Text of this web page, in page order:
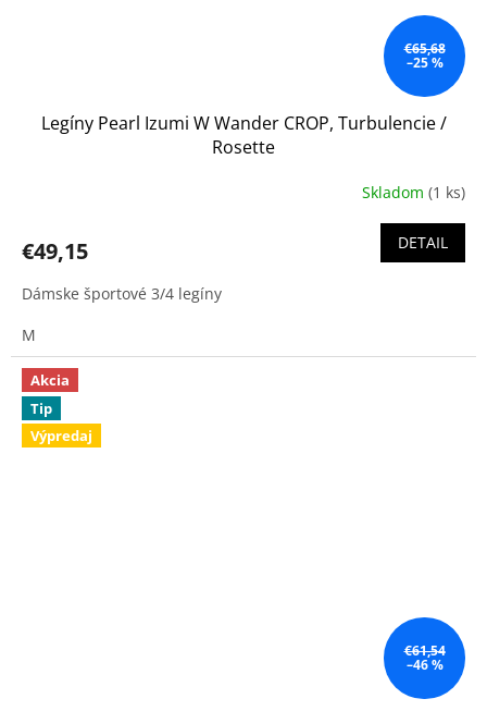
€65,68
–25 %
Legíny Pearl Izumi W Wander CROP, Turbulencie /
Rosette
Skladom (1 ks)
€49,15 DETAIL
Dámske športové 3/4 legíny
M
Akcia
Tip
Výpredaj
€61,54
–46 %